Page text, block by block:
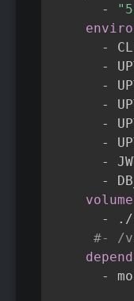
-
-
-
-
-
-
-
-
-
-
./
#- /
-